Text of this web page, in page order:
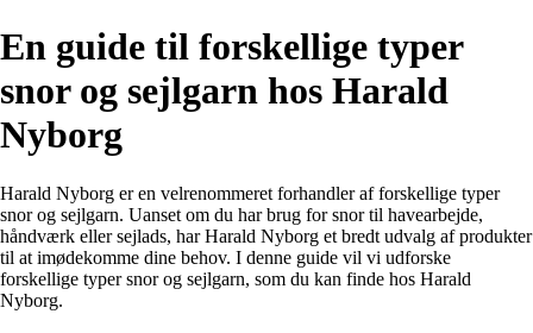
En guide til forskellige typer
snor og sejlgarn hos Harald
Nyborg
Harald Nyborg er en velrenommeret forhandler af forskellige typer
snor og sejlgarn. Uanset om du har brug for snor til havearbejde,
håndværk eller sejlads, har Harald Nyborg et bredt udvalg af produkter
til at imødekomme dine behov. I denne guide vil vi udforske
forskellige typer snor og sejlgarn, som du kan finde hos Harald
Nyborg.